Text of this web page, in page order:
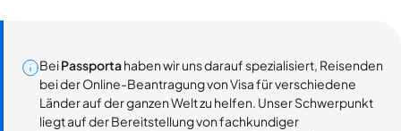
BeiPassportahaben wir uns darauf spezialisiert, Reisenden
bei der Online-Beantragung von Visa für verschiedene
Länder auf der ganzen Welt zu helfen. Unser Schwerpunkt
liegt auf der Bereitstellung von fachkundiger